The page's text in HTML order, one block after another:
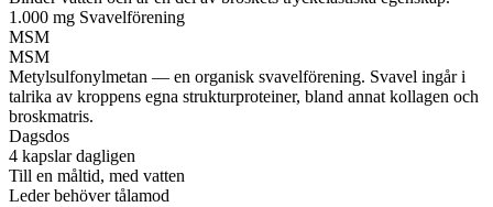
1.000 mg Svavelförening
MSM
MSM
Metylsulfonylmetan — en organisk svavelförening. Svavel ingår i
talrika av kroppens egna strukturproteiner, bland annat kollagen och
broskmatris.
Dagsdos
4 kapslar dagligen
Till en måltid, med vatten
Leder behöver tålamod